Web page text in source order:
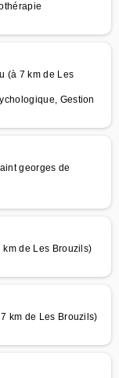
(à 7 km de Les
Gestion
georges de
de Les Brouzils)
km de Les Brouzils)